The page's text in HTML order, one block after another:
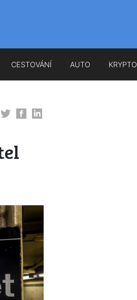
CESTOVÁNÍ AUTO KRYPTO